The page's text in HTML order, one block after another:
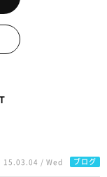
15.03.04 / Wed ブログ